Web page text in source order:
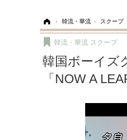
› 韓流・華流 › スクープ
韓国ボーイズ
「NOW A
韓流・華流 スクープ